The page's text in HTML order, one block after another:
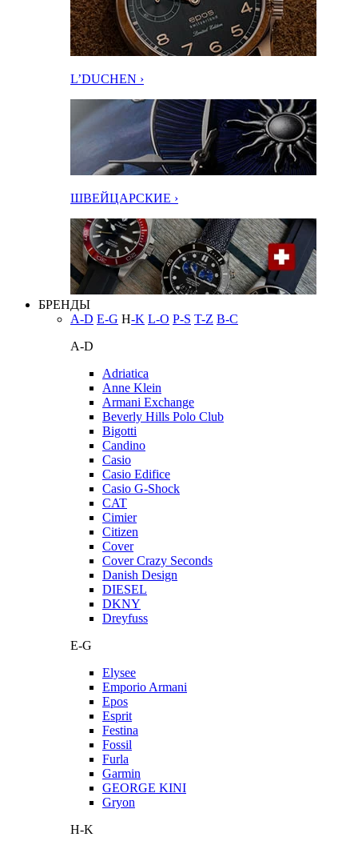
L’DUCHEN ›
ШВЕЙЦАРСКИЕ ›
БРЕНДЫ
A-D E-G H-K L-O P-S T-Z В-С
A-D
Adriatica
Anne Klein
Armani Exchange
Beverly Hills Polo Club
Bigotti
Candino
Casio
Casio Edifice
Casio G-Shock
CAT
Cimier
Citizen
Cover
Cover Crazy Seconds
Danish Design
DIESEL
DKNY
Dreyfuss
E-G
Elysee
Emporio Armani
Epos
Esprit
Festina
Fossil
Furla
Garmin
GEORGE KINI
Gryon
H-K